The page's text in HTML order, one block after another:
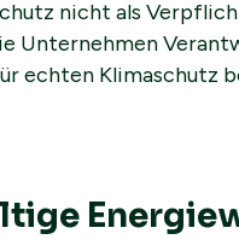
nicht als
Unternehmen
echten Klimaschutz